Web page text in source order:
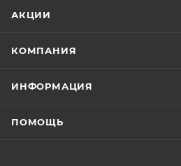
АКЦИИ
КОМПАНИЯ
ИНФОРМАЦИЯ
ПОМОЩЬ